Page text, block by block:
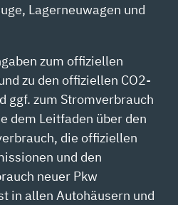
Lagerneuwagen und
zum offiziellen
zu den offiziellen CO2-
ggf. zum Stromverbrauch
dem Leitfaden über den
die offiziellen
und den
neuer Pkw
in allen Autohäusern und